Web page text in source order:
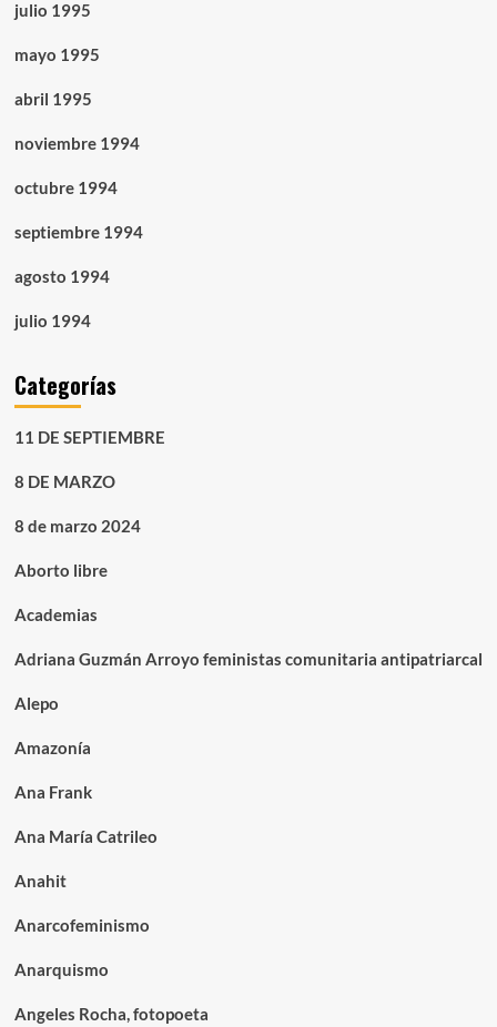
julio 1995
mayo 1995
abril 1995
noviembre 1994
octubre 1994
septiembre 1994
agosto 1994
julio 1994
Categorías
11 DE SEPTIEMBRE
8 DE MARZO
8 de marzo 2024
Aborto libre
Academias
Adriana Guzmán Arroyo feministas comunitaria antipatriarcal
Alepo
Amazonía
Ana Frank
Ana María Catrileo
Anahit
Anarcofeminismo
Anarquismo
Angeles Rocha, fotopoeta